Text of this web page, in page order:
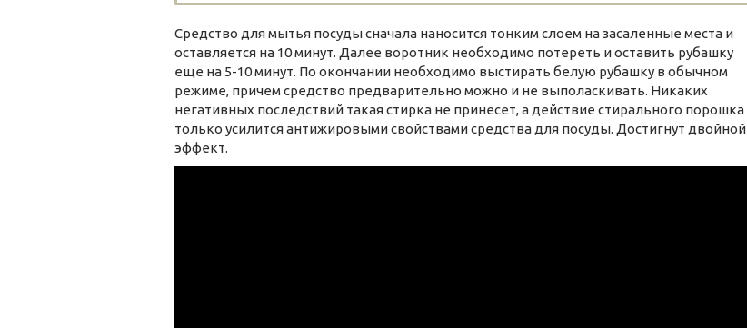
Средство для мытья посуды сначала наносится тонким слоем на засаленные места и
оставляется на 10 минут. Далее воротник необходимо потереть и оставить рубашку
еще на 5-10 минут. По окончании необходимо выстирать белую рубашку в обычном
режиме, причем средство предварительно можно и не выполаскивать. Никаких
негативных последствий такая стирка не принесет, а действие стирального порошка
только усилится антижировыми свойствами средства для посуды. Достигнут двойной
эффект.